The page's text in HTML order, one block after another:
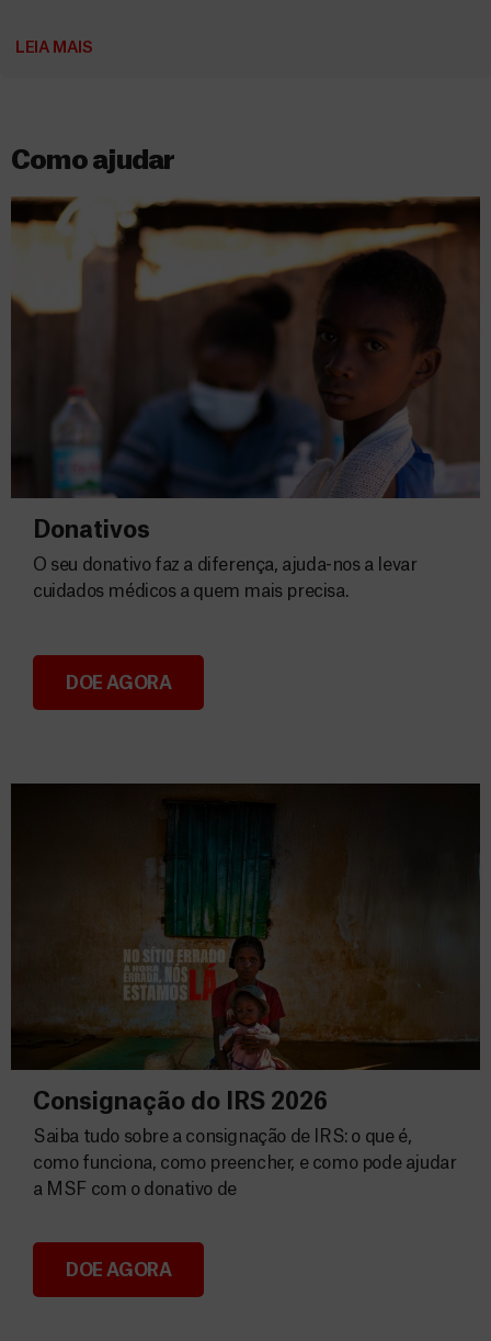
LEIA MAIS
Como ajudar
Donativos
Donativos
O seu donativo faz a diferença, ajuda-nos a levar
cuidados médicos a quem mais precisa.
DOE AGORA
Consignação do IRS 2026
Consignação do IRS 2026
Saiba tudo sobre a consignação de IRS: o que é,
como funciona, como preencher, e como pode ajudar
a MSF com o donativo de
DOE AGORA